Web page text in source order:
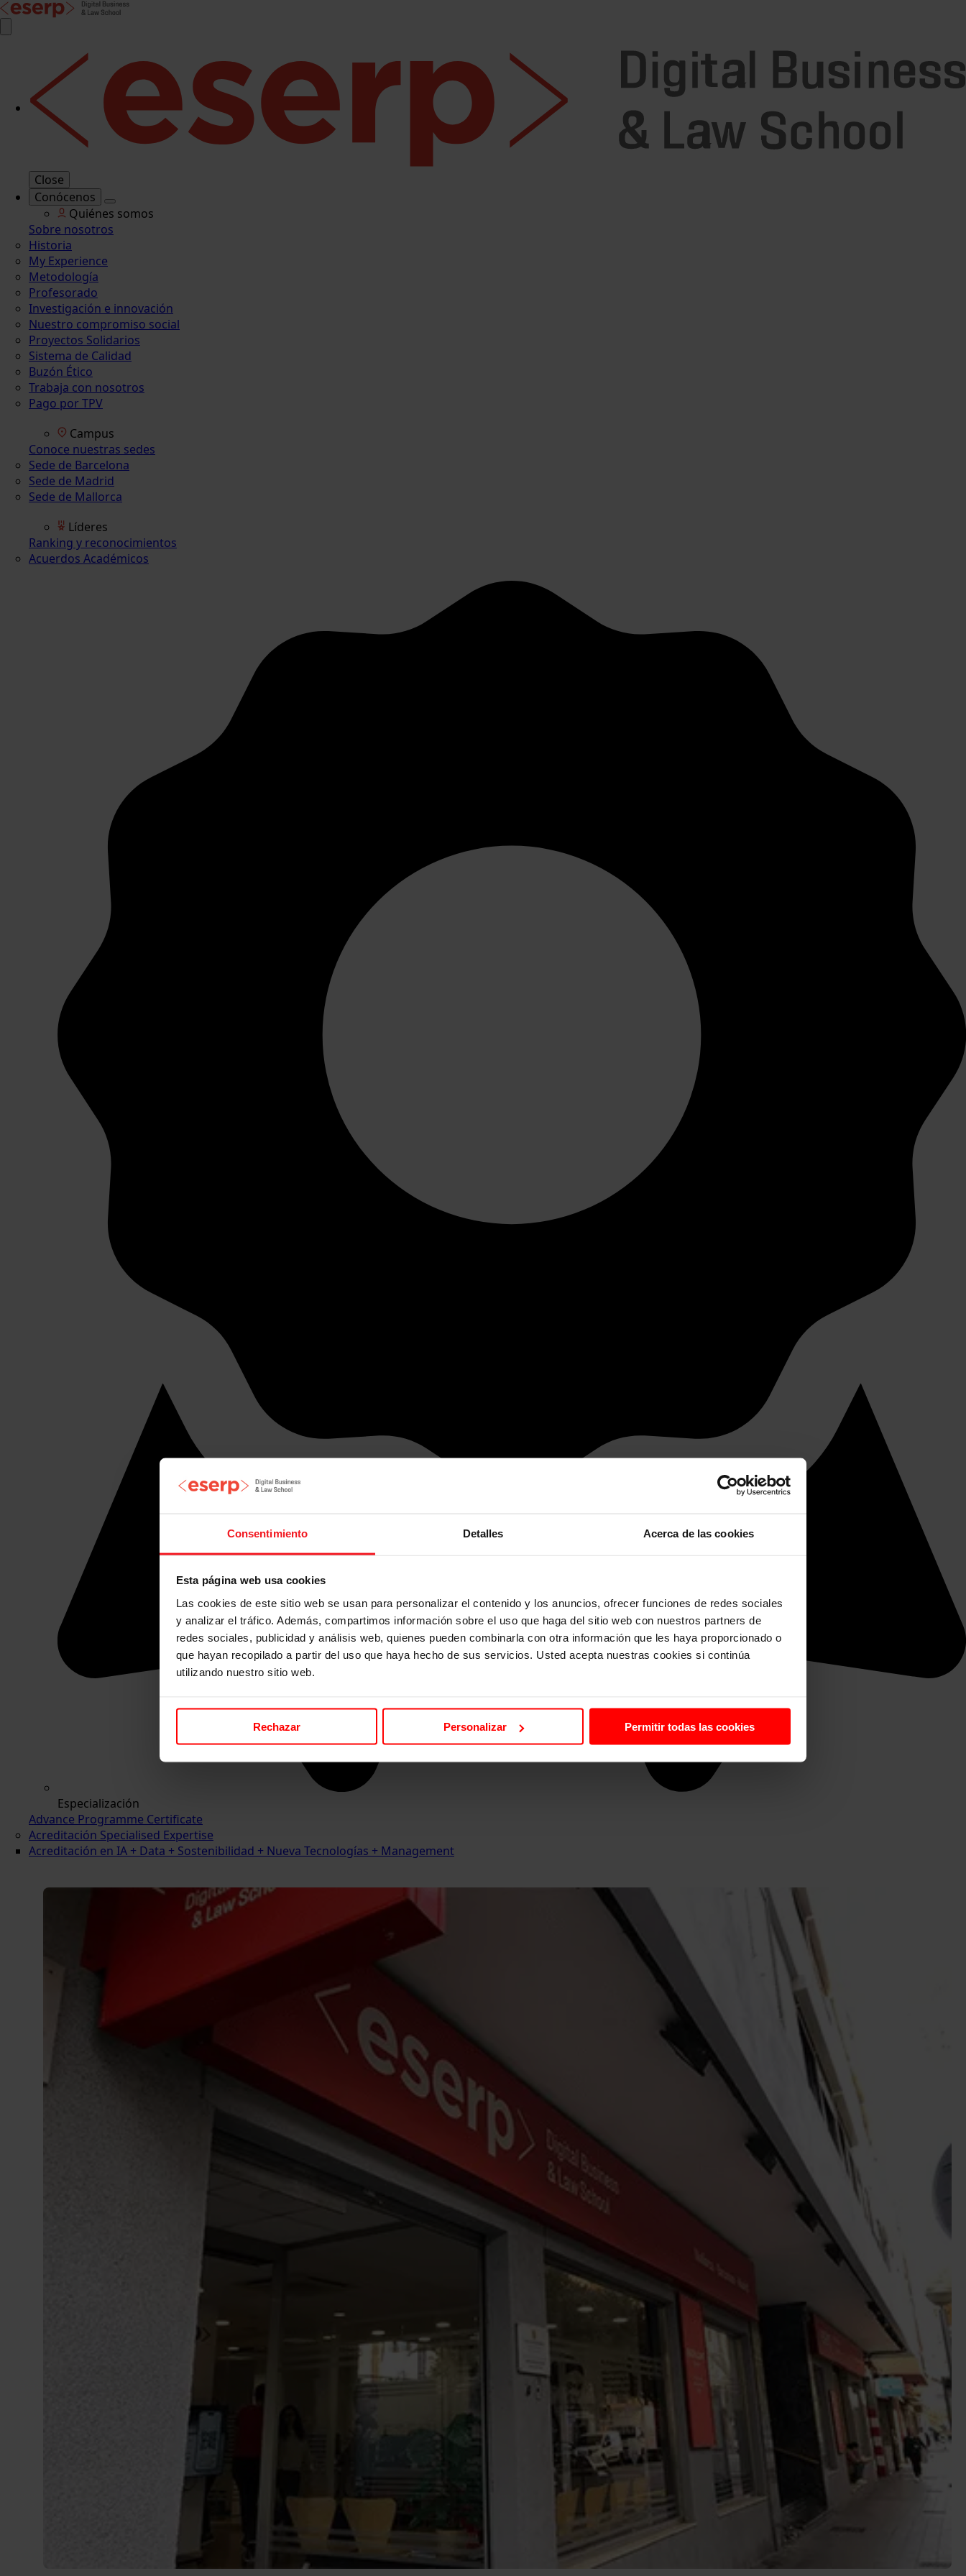
Consentimiento Detalles Acerca de las cookies
Esta página web usa cookies
Las cookies de este sitio web se usan para personalizar el contenido y los anuncios, ofrecer funciones de redes sociales
y analizar el tráfico. Además, compartimos información sobre el uso que haga del sitio web con nuestros partners de
redes sociales, publicidad y análisis web, quienes pueden combinarla con otra información que les haya proporcionado o
que hayan recopilado a partir del uso que haya hecho de sus servicios. Usted acepta nuestras cookies si continúa
utilizando nuestro sitio web.
Rechazar Personalizar Permitir todas las cookies
Close
Conócenos
Quiénes somos
Sobre nosotros
Historia
My Experience
Metodología
Profesorado
Investigación e innovación
Nuestro compromiso social
Proyectos Solidarios
Sistema de Calidad
Buzón Ético
Trabaja con nosotros
Pago por TPV
Campus
Conoce nuestras sedes
Sede de Barcelona
Sede de Madrid
Sede de Mallorca
Líderes
Ranking y reconocimientos
Acuerdos Académicos
Especialización
Advance Programme Certificate
Acreditación Specialised Expertise
Acreditación en IA + Data + Sostenibilidad + Nueva Tecnologías + Management